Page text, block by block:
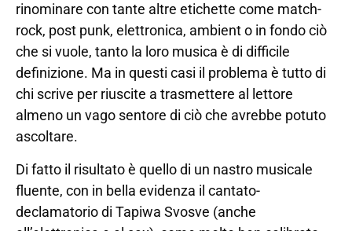
rinominare con tante altre etichette come match-
rock, post punk, elettronica, ambient o in fondo ciò
che si vuole, tanto la loro musica è di difficile
definizione. Ma in questi casi il problema è tutto di
chi scrive per riuscite a trasmettere al lettore
almeno un vago sentore di ciò che avrebbe potuto
ascoltare.
Di fatto il risultato è quello di un nastro musicale
fluente, con in bella evidenza il cantato-
declamatorio di Tapiwa Svosve (anche